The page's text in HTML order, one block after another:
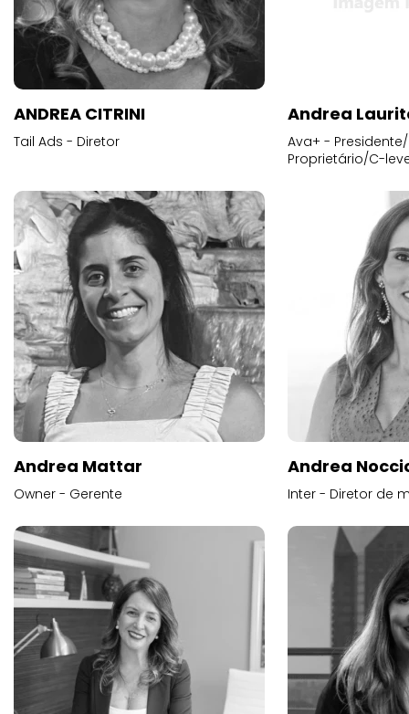
ANDREA CITRINI
Tail Ads - Diretor
Andrea
Ava+ -
Proprietário/C-
Andrea Mattar
Owner - Gerente
Andrea
Inter - Diretor de